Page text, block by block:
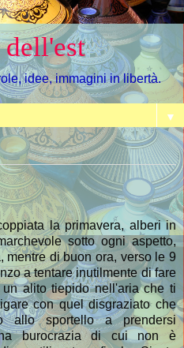
idee, immagini in libertà.
▼
la primavera, alberi in
sotto ogni aspetto,
mentre di buon ora, verso le 9
a tentare inutilmente di fare
alito tiepido nell'aria che ti
con quel disgraziato che
allo sportello a prendersi
burocrazia di cui non è